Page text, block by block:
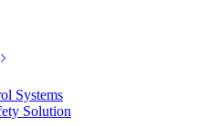
Systems
Solution